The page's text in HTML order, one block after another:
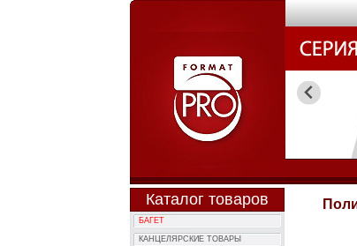
Каталог товаров
БАГЕТ
КАНЦЕЛЯРСКИЕ ТОВАРЫ